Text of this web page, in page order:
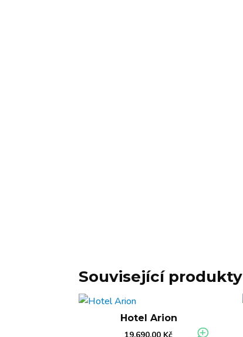
Související produkty
Hotel Arion